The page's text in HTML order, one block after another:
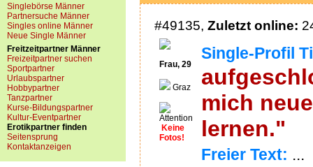
Singlebörse Männer
Partnersuche Männer
Singles online Männer
Neue Single Männer
Freitzeitpartner Männer
Freizeitpartner suchen
Sportpartner
Urlaubspartner
Hobbypartner
Tanzpartner
Kurse-Bildungspartner
Kultur-Eventpartner
Erotikpartner finden
Seitensprung
Kontaktanzeigen
#49135, Zuletzt online:
Frau, 29
Graz
Keine
Fotos!
Single-Profil
mich
lernen."
Freier Text: ...